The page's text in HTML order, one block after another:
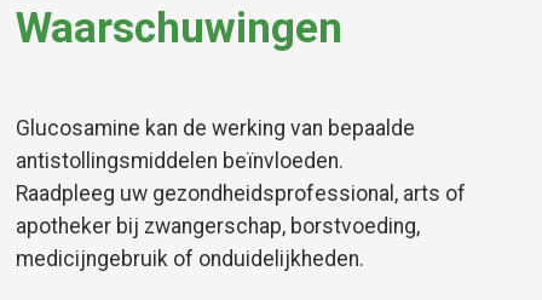
Waarschuwingen
Glucosamine kan de werking van bepaalde
antistollingsmiddelen beïnvloeden.
Raadpleeg uw gezondheidsprofessional, arts of
apotheker bij zwangerschap, borstvoeding,
medicijngebruik of onduidelijkheden.